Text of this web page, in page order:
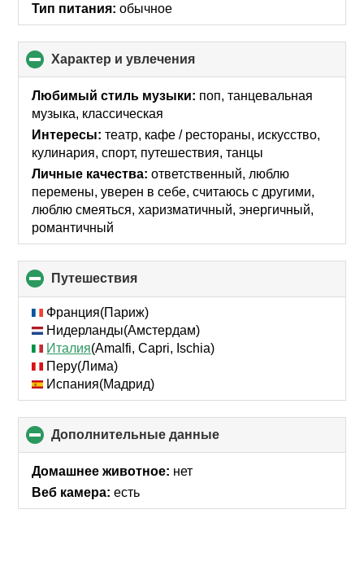
Тип питания: обычное
Характер и увлечения
to
collapse
Любимый стиль музыки: поп, танцевальная
музыка, классическая
Интересы: театр, кафе / рестораны, искусcтво,
кулинария, спорт, путешествия, танцы
Личные качества: ответственный, люблю
перемены, уверен в себе, считаюсь с другими,
люблю смеяться, харизматичный, энергичный,
романтичный
Путешествия
to
collapse
contents
Франция(Париж)
Нидерланды(Амстердам)
Италия(Amalfi, Capri, Ischia)
Перу(Лима)
Испания(Мадрид)
Дополнительные данные
to
Домашнее животное: нет
Веб камера: есть